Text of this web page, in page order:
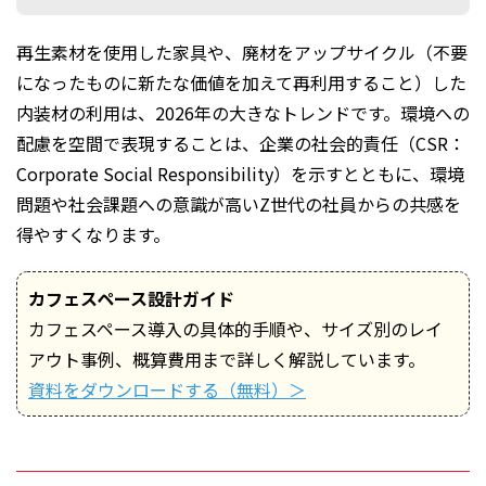
再生素材を使用した家具や、廃材をアップサイクル（不要
になったものに新たな価値を加えて再利用すること）した
内装材の利用は、2026年の大きなトレンドです。環境への
配慮を空間で表現することは、企業の社会的責任（CSR：
Corporate Social Responsibility）を示すとともに、環境
問題や社会課題への意識が高いZ世代の社員からの共感を
得やすくなります。
カフェスペース設計ガイド
カフェスペース導入の具体的手順や、サイズ別のレイ
アウト事例、概算費用まで詳しく解説しています。
資料をダウンロードする（無料）＞